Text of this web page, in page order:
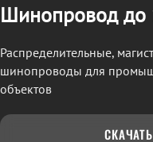
Шинопровод до
Распределительные,
шинопроводы для
объектов